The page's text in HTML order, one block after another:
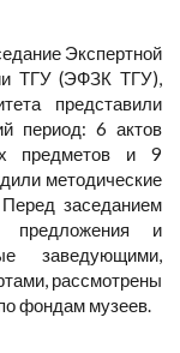
Экспертной
ТГУ (ЭФЗК ТГУ),
представили
период: 6 актов
предметов и 9
методические
заседанием
предложения и
заведующими,
рассмотрены
фондам музеев.